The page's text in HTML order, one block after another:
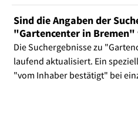
Sind die Angaben der
"Gartencenter in Bremen"
Die Suchergebnisse zu
laufend aktualisiert. Ein
"vom Inhaber bestätigt" bei